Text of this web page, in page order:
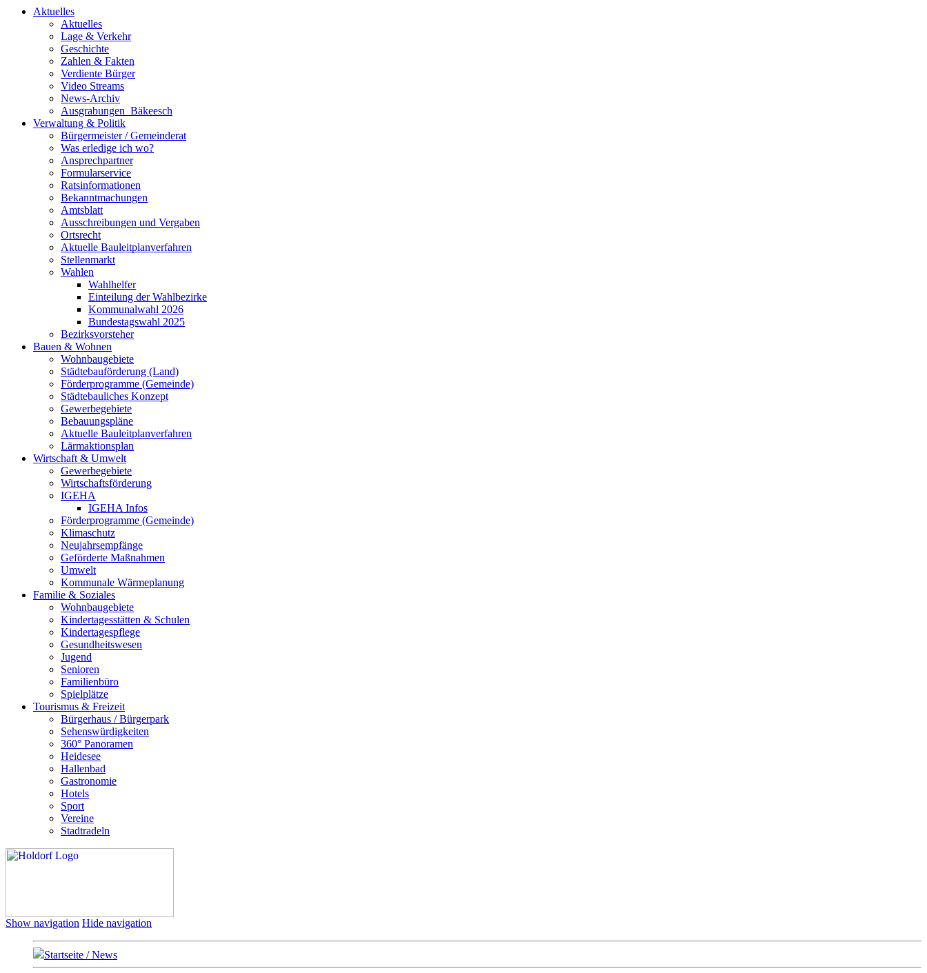
Aktuelles
Aktuelles
Lage & Verkehr
Geschichte
Zahlen & Fakten
Verdiente Bürger
Video Streams
News-Archiv
Ausgrabungen_Bäkeesch
Verwaltung & Politik
Bürgermeister / Gemeinderat
Was erledige ich wo?
Ansprechpartner
Formularservice
Ratsinformationen
Bekanntmachungen
Amtsblatt
Ausschreibungen und Vergaben
Ortsrecht
Aktuelle Bauleitplanverfahren
Stellenmarkt
Wahlen
Wahlhelfer
Einteilung der Wahlbezirke
Kommunalwahl 2026
Bundestagswahl 2025
Bezirksvorsteher
Bauen & Wohnen
Wohnbaugebiete
Städtebauförderung (Land)
Förderprogramme (Gemeinde)
Städtebauliches Konzept
Gewerbegebiete
Bebauungspläne
Aktuelle Bauleitplanverfahren
Lärmaktionsplan
Wirtschaft & Umwelt
Gewerbegebiete
Wirtschaftsförderung
IGEHA
IGEHA Infos
Förderprogramme (Gemeinde)
Klimaschutz
Neujahrsempfänge
Geförderte Maßnahmen
Umwelt
Kommunale Wärmeplanung
Familie & Soziales
Wohnbaugebiete
Kindertagesstätten & Schulen
Kindertagespflege
Gesundheitswesen
Jugend
Senioren
Familienbüro
Spielplätze
Tourismus & Freizeit
Bürgerhaus / Bürgerpark
Sehenswürdigkeiten
360° Panoramen
Heidesee
Hallenbad
Gastronomie
Hotels
Sport
Vereine
Stadtradeln
Show navigation Hide navigation
Startseite / News